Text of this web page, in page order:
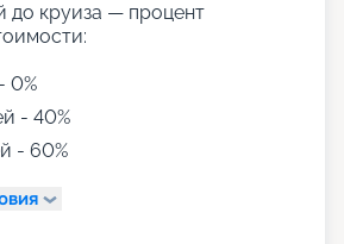
до круиза — процент
0%
- 40%
- 60%